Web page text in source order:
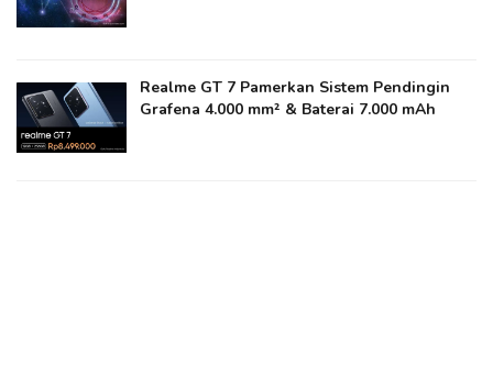
Realme GT 7 Pamerkan Sistem Pendingin
Grafena 4.000 mm² & Baterai 7.000 mAh